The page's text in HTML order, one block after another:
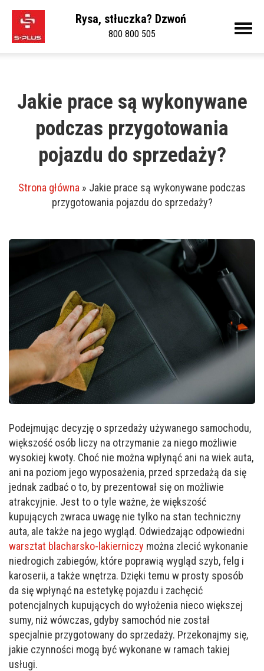
Rysa, stłuczka? Dzwoń
800 800 505
Jakie prace są wykonywane
podczas przygotowania
pojazdu do sprzedaży?
Strona główna » Jakie prace są wykonywane podczas
przygotowania pojazdu do sprzedaży?
Podejmując decyzję o sprzedaży używanego samochodu,
większość osób liczy na otrzymanie za niego możliwie
wysokiej kwoty. Choć nie można wpłynąć ani na wiek auta,
ani na poziom jego wyposażenia, przed sprzedażą da się
jednak zadbać o to, by prezentował się on możliwie
atrakcyjnie. Jest to o tyle ważne, że większość
kupujących zwraca uwagę nie tylko na stan techniczny
auta, ale także na jego wygląd. Odwiedzając odpowiedni
warsztat blacharsko-lakierniczy można zlecić wykonanie
niedrogich zabiegów, które poprawią wygląd szyb, felg i
karoserii, a także wnętrza. Dzięki temu w prosty sposób
da się wpłynąć na estetykę pojazdu i zachęcić
potencjalnych kupujących do wyłożenia nieco większej
sumy, niż wówczas, gdyby samochód nie został
specjalnie przygotowany do sprzedaży. Przekonajmy się,
jakie czynności mogą być wykonane w ramach takiej
usługi.